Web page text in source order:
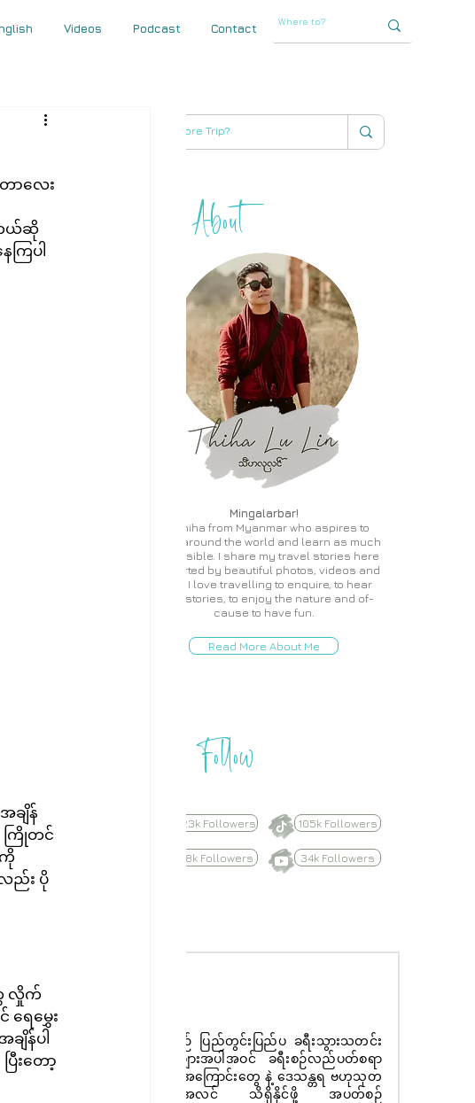
Videos Podcast Contact
About
Mingalarbar!
I'm Thiha from Myanmar who aspires to
travel around the world and learn as much
as possible. I share my travel stories here
supported by beautiful photos, videos and
more. I love travelling to enquire, to hear
local stories, to enjoy the nature and of-
cause to have fun.
Read More About Me
Follow
623k Followers 105k Followers
8.8k Followers 34k Followers
နေ့စဉ် ပြည်တွင်းပြည်ပ ခရီးသွားသတင်း
ထူးများအပါအဝင် ခရီးစဉ်လည်ပတ်စရာ
များအကြောင်းတွေ နဲ့ ဒေသန္တရ ဗဟုသုတ
အစုံအလင် သိရှိနိုင်ဖို့ အပတ်စဉ်
ာလေး
တယ်ဆို
ြပါ
ချိန်
ကြိုတင်
ကို
ည်း ပို
လှိုက်
ေမွှေး
န်ပါ
းတော့